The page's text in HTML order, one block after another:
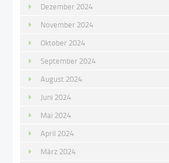
Dezember 2024
November 2024
Oktober 2024
September 2024
August 2024
Juni 2024
Mai 2024
April 2024
März 2024